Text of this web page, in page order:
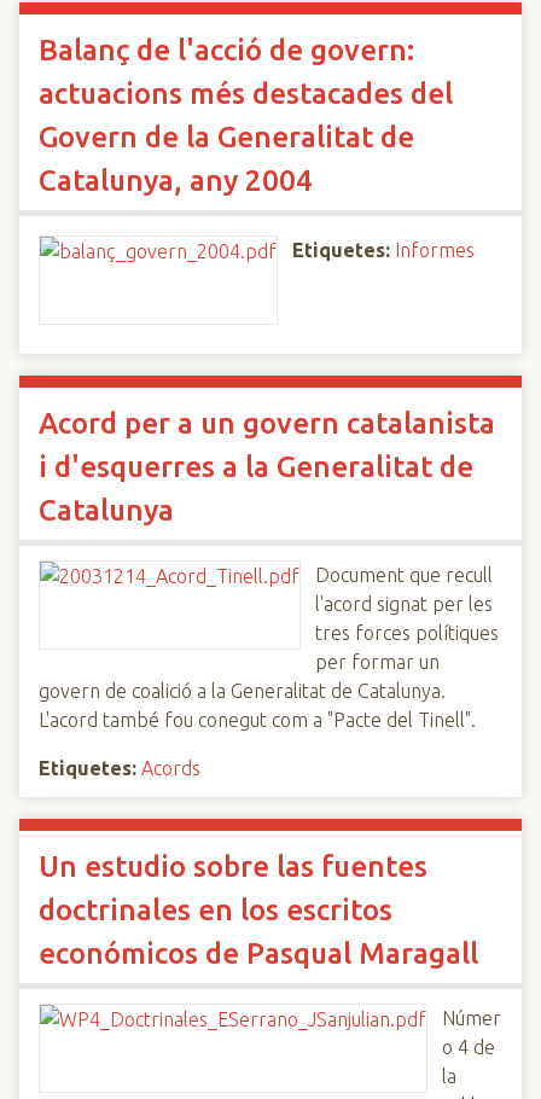
Balanç de l'acció de govern:
actuacions més destacades del
Govern de la Generalitat de
Catalunya, any 2004
Etiquetes: Informes
Acord per a un govern catalanista
i d'esquerres a la Generalitat de
Catalunya
Document que recull
l'acord signat per les
tres forces polítiques
per formar un
govern de coalició a la Generalitat de Catalunya.
L'acord també fou conegut com a "Pacte del Tinell".
Etiquetes: Acords
Un estudio sobre las fuentes
doctrinales en los escritos
económicos de Pasqual Maragall
Númer
o 4 de
la